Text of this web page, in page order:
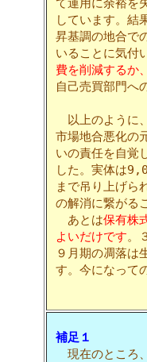
て運用に余裕を
しています。結
昇基調の地合で
いることに気付
費を削減するか
自己売買部門へ
以上のように
市場地合悪化の
いの責任を自覚
した。実体は
まで吊り上げら
の解消に繋がる
あとは保有株
よいだけです。
９月期の凋落は
す。今になって
補足１
現在のところ